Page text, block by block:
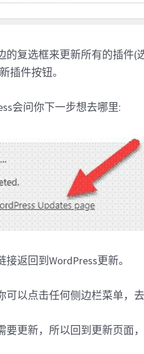
复选框来更新所有的插件(
插件按钮。
会问你下一步想去哪里:
返回到WordPress更新。
以点击任何侧边栏菜单，
要更新，所以回到更新页面